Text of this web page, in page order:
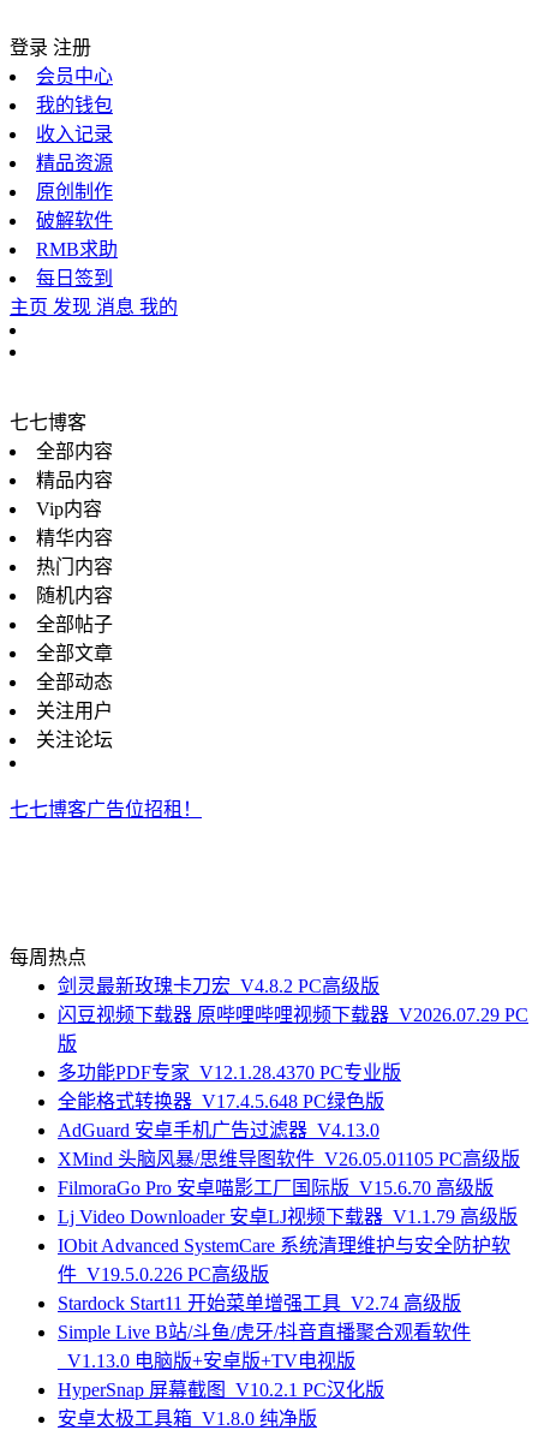
登录 注册
会员中心
我的钱包
收入记录
精品资源
原创制作
破解软件
RMB求助
每日签到
主页 发现 消息 我的
七七博客
全部内容
精品内容
Vip内容
精华内容
热门内容
随机内容
全部帖子
全部文章
全部动态
关注用户
关注论坛
七七博客广告位招租！
每周热点
剑灵最新玫瑰卡刀宏_V4.8.2 PC高级版
闪豆视频下载器 原哔哩哔哩视频下载器_V2026.07.29 PC
版
多功能PDF专家_V12.1.28.4370 PC专业版
全能格式转换器_V17.4.5.648 PC绿色版
AdGuard 安卓手机广告过滤器_V4.13.0
XMind 头脑风暴/思维导图软件_V26.05.01105 PC高级版
FilmoraGo Pro 安卓喵影工厂国际版_V15.6.70 高级版
Lj Video Downloader 安卓LJ视频下载器_V1.1.79 高级版
IObit Advanced SystemCare 系统清理维护与安全防护软
件_V19.5.0.226 PC高级版
Stardock Start11 开始菜单增强工具_V2.74 高级版
Simple Live B站/斗鱼/虎牙/抖音直播聚合观看软件
_V1.13.0 电脑版+安卓版+TV电视版
HyperSnap 屏幕截图_V10.2.1 PC汉化版
安卓太极工具箱_V1.8.0 纯净版